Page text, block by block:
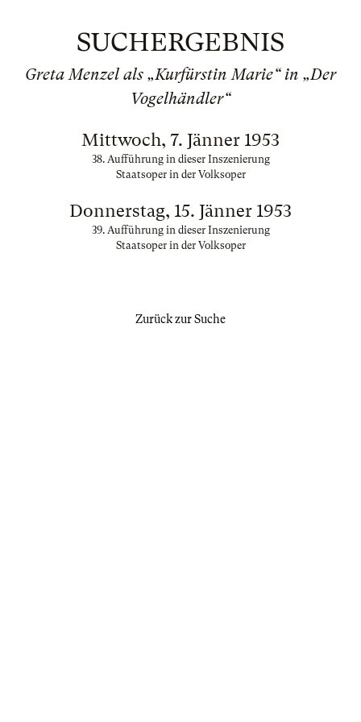
SUCHERGEBNIS
Greta Menzel als „Kurfürstin Marie“ in „Der
Vogelhändler“
Mittwoch, 7. Jänner 1953
38. Aufführung in dieser Inszenierung
Staatsoper in der Volksoper
Donnerstag, 15. Jänner 1953
39. Aufführung in dieser Inszenierung
Staatsoper in der Volksoper
Zurück zur Suche